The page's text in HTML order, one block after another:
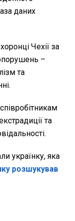
даних
Чехії за
–
та
та
українку, яка
розшукував